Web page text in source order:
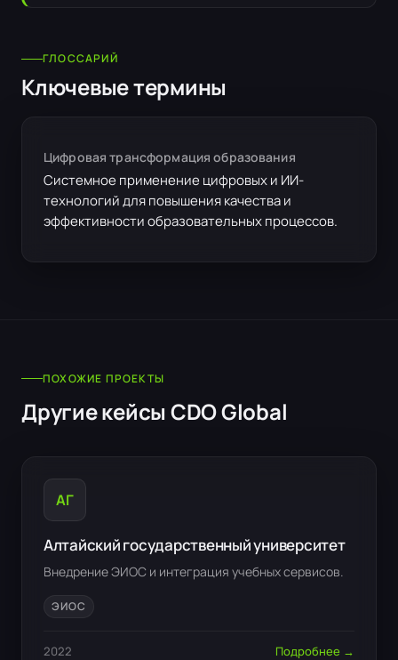
ГЛОССАРИЙ
Ключевые термины
Цифровая трансформация образования
Системное применение цифровых и ИИ-
технологий для повышения качества и
эффективности образовательных процессов.
ПОХОЖИЕ ПРОЕКТЫ
Другие кейсы CDO Global
АГ
Алтайский государственный университет
Внедрение ЭИОС и интеграция учебных сервисов.
ЭИОС
2022 Подробнее →